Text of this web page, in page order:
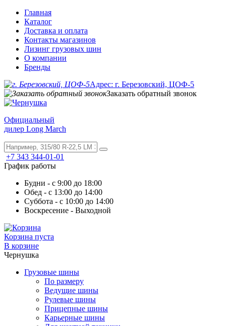
Главная
Каталог
Доставка и оплата
Контакты магазинов
Лизинг грузовых шин
О компании
Бренды
Адрес: г. Березовский, ЦОФ-5
Заказать обратный звонок
Официальный
дилер Long March
+7 343 344-01-01
График работы
Будни - с 9:00 до 18:00
Обед - с 13:00 до 14:00
Суббота - с 10:00 до 14:00
Воскресение - Выходной
Корзина пуста
В корзине
Чернушка
Грузовые шины
По размеру
Ведущие шины
Рулевые шины
Прицепные шины
Карьерные шины